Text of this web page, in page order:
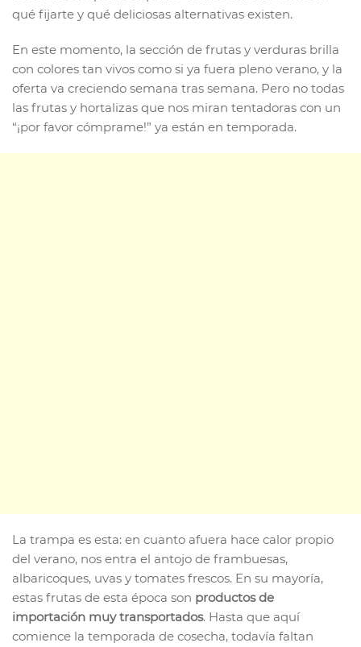
qué fijarte y qué deliciosas alternativas existen.
En este momento, la sección de frutas y verduras brilla
con colores tan vivos como si ya fuera pleno verano, y la
oferta va creciendo semana tras semana. Pero no todas
las frutas y hortalizas que nos miran tentadoras con un
“¡por favor cómprame!” ya están en temporada.
La trampa es esta: en cuanto afuera hace calor propio
del verano, nos entra el antojo de frambuesas,
albaricoques, uvas y tomates frescos. En su mayoría,
estas frutas de esta época son productos de
importación muy transportados. Hasta que aquí
comience la temporada de cosecha, todavía faltan